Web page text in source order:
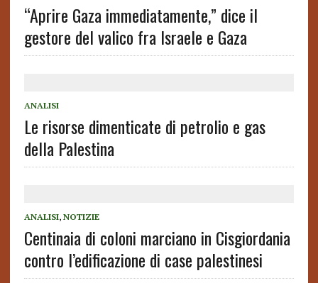
“Aprire Gaza immediatamente,” dice il
gestore del valico fra Israele e Gaza
ANALISI
Le risorse dimenticate di petrolio e gas
della Palestina
ANALISI, NOTIZIE
Centinaia di coloni marciano in Cisgiordania
contro l’edificazione di case palestinesi